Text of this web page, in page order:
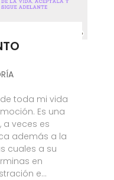
toda mi vida
Es una
veces es
además a la
cuales a su
en
e...